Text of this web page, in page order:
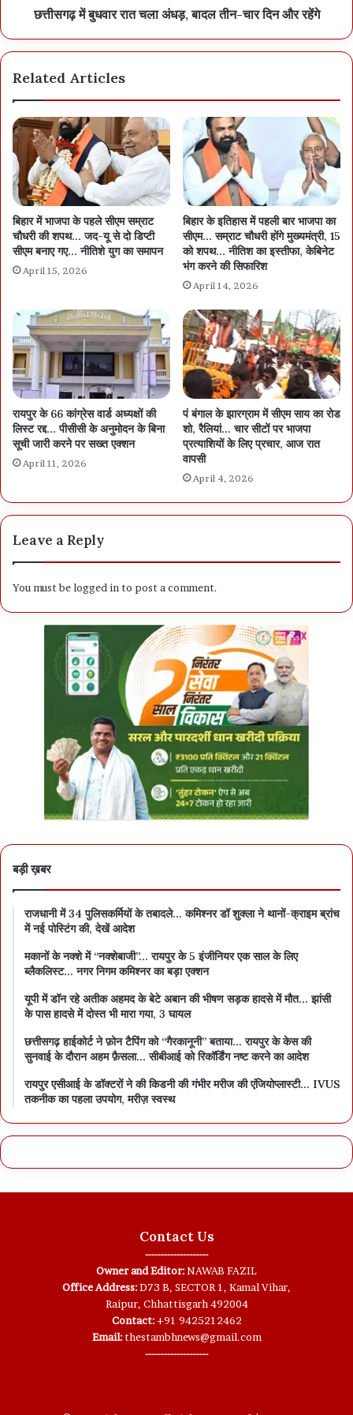
छत्तीसगढ़ में बुधवार रात चला अंधड़, बादल तीन-चार दिन और रहेंगे
Related Articles
बिहार में भाजपा के पहले सीएम सम्राट
चौधरी की शपथ… जद-यू से दो डिप्टी
सीएम बनाए गए… नीतिशे युग का समापन
April 15, 2026
बिहार के इतिहास में पहली बार भाजपा का
सीएम… सम्राट चौधरी होंगे मुख्यमंत्री, 15
को शपथ… नीतिश का इस्तीफा, केबिनेट
भंग करने की सिफारिश
April 14, 2026
रायपुर के 66 कांग्रेस वार्ड अध्यक्षों की
लिस्ट रद्द… पीसीसी के अनुमोदन के बिना
सूची जारी करने पर सख्त एक्शन
April 11, 2026
पं बंगाल के झारग्राम में सीएम साय का रोड
शो, रैलियां… चार सीटों पर भाजपा
प्रत्याशियों के लिए प्रचार, आज रात
वापसी
April 4, 2026
Leave a Reply
You must belogged in to post a comment.
बड़ी ख़बर
राजधानी में 34 पुलिसकर्मियों के तबादले… कमिश्नर डॉ शुक्ला ने थानों-क्राइम ब्रांच
में नई पोस्टिंग की, देखें आदेश
मकानों के नक्शे में “नक्शेबाजी”… रायपुर के 5 इंजीनियर एक साल के लिए
ब्लैकलिस्ट… नगर निगम कमिश्नर का बड़ा एक्शन
यूपी में डॉन रहे अतीक अहमद के बेटे अबान की भीषण सड़क हादसे में मौत… झांसी
के पास हादसे में दोस्त भी मारा गया, 3 घायल
छत्तीसगढ़ हाईकोर्ट ने फ़ोन टैपिंग को “गैरकानूनी” बताया… रायपुर के केस की
सुनवाई के दौरान अहम फ़ैसला… सीबीआई को रिकॉर्डिंग नष्ट करने का आदेश
रायपुर एसीआई के डॉक्टरों ने की किडनी की गंभीर मरीज की एंजियोप्लास्टी… IVUS
तकनीक का पहला उपयोग, मरीज़ स्वस्थ
Contact Us
--------------------
Owner and Editor:NAWAB FAZIL
Office Address:D73 B, SECTOR 1, Kamal Vihar,
Raipur, Chhattisgarh 492004
Contact:+91 9425212462
Email:thestambhnews@gmail.com
--------------------